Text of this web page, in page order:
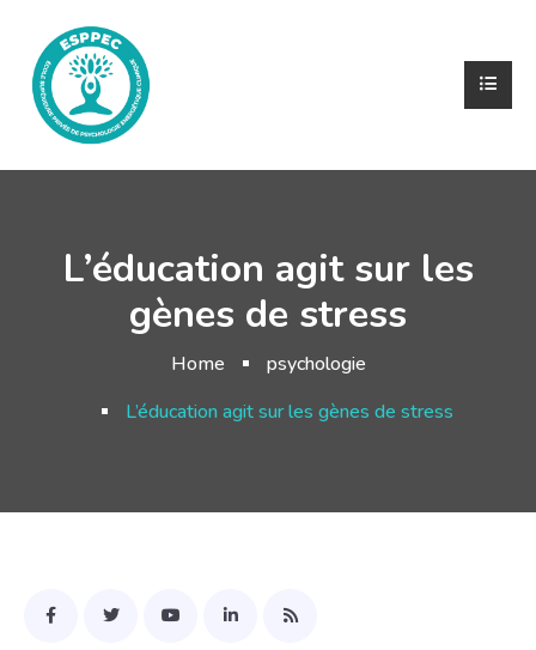
L’éducation agit sur les
gènes de stress
Home
psychologie
L’éducation agit sur les gènes de stress